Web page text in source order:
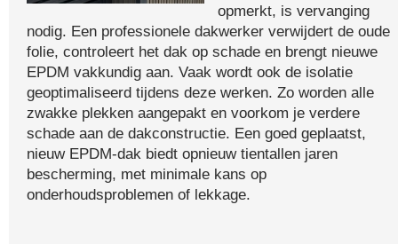
opmerkt, is vervanging
nodig. Een professionele dakwerker verwijdert de oude
folie, controleert het dak op schade en brengt nieuwe
EPDM vakkundig aan. Vaak wordt ook de isolatie
geoptimaliseerd tijdens deze werken. Zo worden alle
zwakke plekken aangepakt en voorkom je verdere
schade aan de dakconstructie. Een goed geplaatst,
nieuw EPDM-dak biedt opnieuw tientallen jaren
bescherming, met minimale kans op
onderhoudsproblemen of lekkage.